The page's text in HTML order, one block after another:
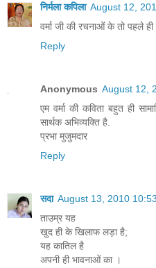
निर्मला कपिला August 12,
वर्मा जी की रचनाओं के तो पहले
Reply
Anonymous August 12,
एम वर्मा की कविता बहुत ही
सार्थक अभिव्यक्ति है.
प्रभा मुजुमदार
Reply
सदा August 13, 2010
ताउम्र यह
खुद ही के खिलाफ लड़ा है;
यह कातिल है
अपनी ही भावनाओं का ।